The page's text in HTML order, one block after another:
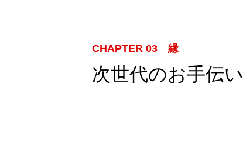
CHAPTER 03 縁
次世代のお手伝い